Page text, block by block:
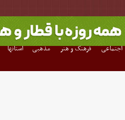
اجتماعی فرهنگ و هنر مذهبی استانها